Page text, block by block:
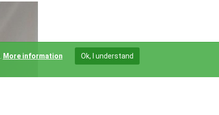
More information Ok, I understand